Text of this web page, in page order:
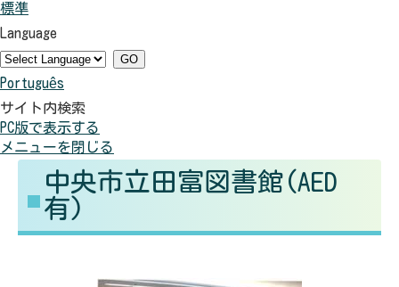
色
を
黒
色
に
す
る
景
色
を
青
色
に
す
標準
景
色
を
元
に
戻
Language
GO
Português
サイト内検索
PC版で表示する
メニューを閉じる
中央市立田富図書館(AED
有)